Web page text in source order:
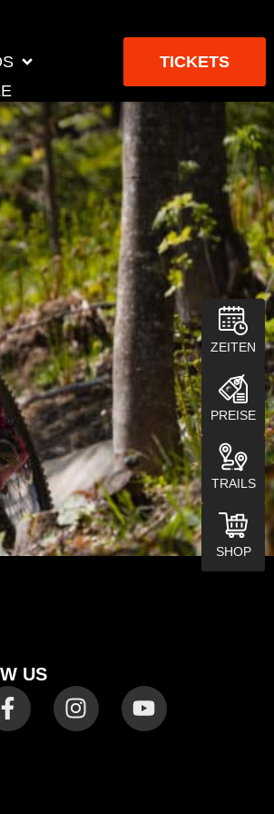
TICKETS
ZEITEN
€
PREISE
TRAILS
SHOP
US